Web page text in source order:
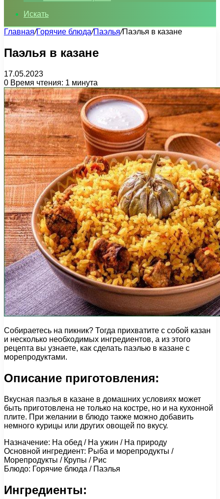
Искать
Главная/Горячие блюда/Паэлья/Паэлья в казане
Паэлья в казане
17.05.2023
0 Время чтения: 1 минута
Собираетесь на пикник? Тогда прихватите с собой казан
и несколько необходимых ингредиентов, а из этого
рецепта вы узнаете, как сделать паэлью в казане с
морепродуктами.
Описание приготовления:
Вкусная паэлья в казане в домашних условиях может
быть приготовлена не только на костре, но и на кухонной
плите. При желании в блюдо также можно добавить
немного курицы или других овощей по вкусу.
Назначение: На обед / На ужин / На природу
Основной ингредиент: Рыба и морепродукты /
Морепродукты / Крупы / Рис
Блюдо: Горячие блюда / Паэлья
Ингредиенты: